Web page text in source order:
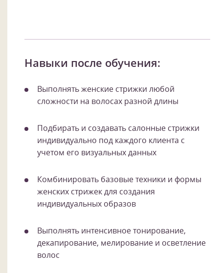
Навыки после обучения:
Выполнять женские стрижки любой
сложности на волосах разной длины
Подбирать и создавать салонные стрижки
индивидуально под каждого клиента с
учетом его визуальных данных
Комбинировать базовые техники и формы
женских стрижек для создания
индивидуальных образов
Выполнять интенсивное тонирование,
декапирование, мелирование и осветление
волос